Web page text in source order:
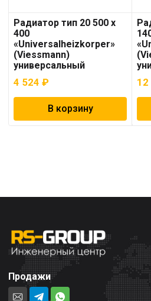
Радиатор тип 20 500 x
400
«Universalheizkorper»
(Viessmann)
универсальный
4 524 ₽
В корзину
Продажи